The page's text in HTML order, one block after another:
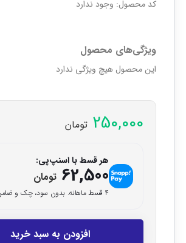
کد محصول: وجود ندارد
ویژگی‌های محصول
این محصول هیچ ویژگی ندارد
250,000 تومان
هر قسط با اسنپ‌پی:
62,500 تومان
۴ قسط ماهانه. بدون سود، چک و ضامن.
افزودن به سبد خرید